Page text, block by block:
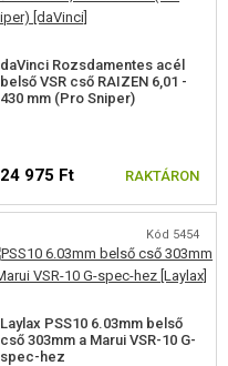
daVinci Rozsdamentes acél
belső VSR cső RAIZEN 6,01 -
430 mm (Pro Sniper)
24 975 Ft RAKTÁRON
Kód 5454
Laylax PSS10 6.03mm belső
cső 303mm a Marui VSR-10 G-
spec-hez